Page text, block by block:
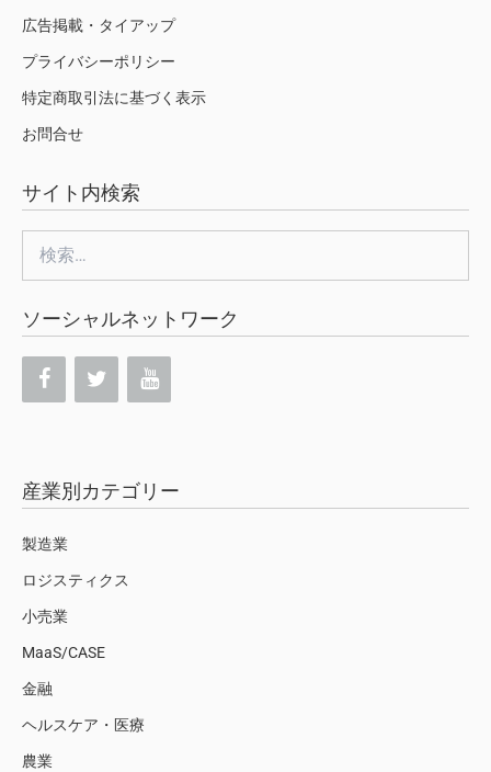
広告掲載・タイアップ
プライバシーポリシー
特定商取引法に基づく表示
お問合せ
サイト内検索
索:
ソーシャルネットワーク
産業別カテゴリー
製造業
ロジスティクス
小売業
MaaS/CASE
金融
ヘルスケア・医療
農業